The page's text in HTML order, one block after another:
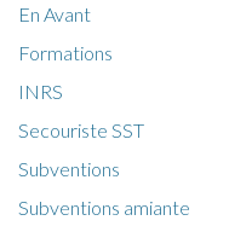
En Avant
Formations
INRS
Secouriste SST
Subventions
Subventions amiante